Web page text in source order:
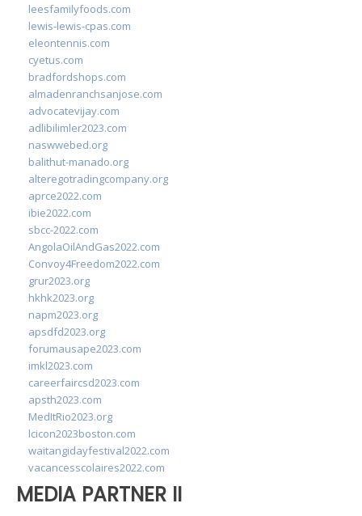
leesfamilyfoods.com
lewis-lewis-cpas.com
eleontennis.com
cyetus.com
bradfordshops.com
almadenranchsanjose.com
advocatevijay.com
adlibilimler2023.com
naswwebed.org
balithut-manado.org
alteregotradingcompany.org
aprce2022.com
ibie2022.com
sbcc-2022.com
AngolaOilAndGas2022.com
Convoy4Freedom2022.com
grur2023.org
hkhk2023.org
napm2023.org
apsdfd2023.org
forumausape2023.com
imkl2023.com
careerfaircsd2023.com
apsth2023.com
MedItRio2023.org
lcicon2023boston.com
waitangidayfestival2022.com
vacancesscolaires2022.com
MEDIA PARTNER II